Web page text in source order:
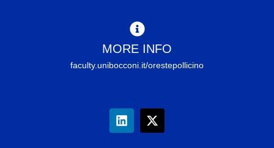
MORE INFO
faculty.unibocconi.it/orestepollicino